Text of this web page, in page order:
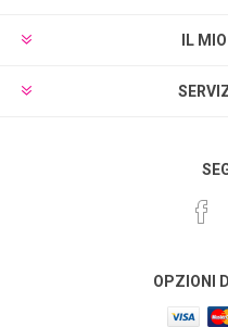
IL
OPZIONI